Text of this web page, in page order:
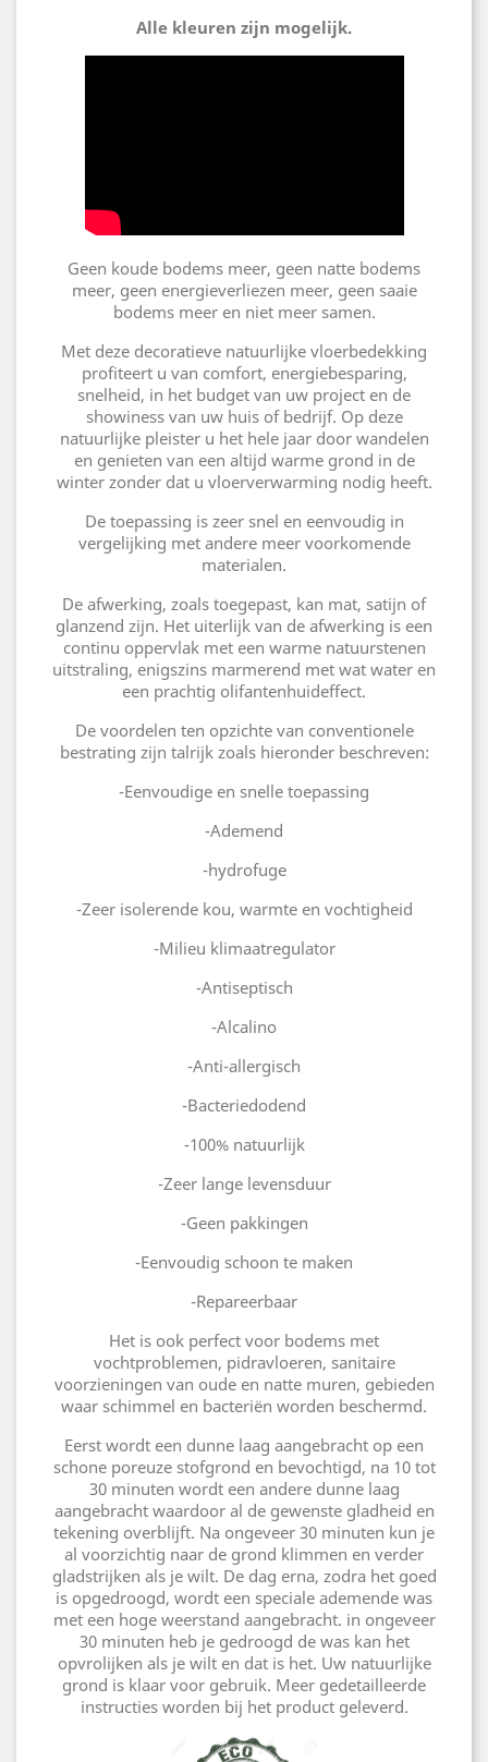
Alle kleuren zijn mogelijk.
Geen koude bodems meer, geen natte bodems
meer, geen energieverliezen meer, geen saaie
bodems meer en niet meer samen.
Met deze decoratieve natuurlijke vloerbedekking
profiteert u van comfort, energiebesparing,
snelheid, in het budget van uw project en de
showiness van uw huis of bedrijf. Op deze
natuurlijke pleister u het hele jaar door wandelen
en genieten van een altijd warme grond in de
winter zonder dat u vloerverwarming nodig heeft.
De toepassing is zeer snel en eenvoudig in
vergelijking met andere meer voorkomende
materialen.
De afwerking, zoals toegepast, kan mat, satijn of
glanzend zijn. Het uiterlijk van de afwerking is een
continu oppervlak met een warme natuurstenen
uitstraling, enigszins marmerend met wat water en
een prachtig olifantenhuideffect.
De voordelen ten opzichte van conventionele
bestrating zijn talrijk zoals hieronder beschreven:
-Eenvoudige en snelle toepassing
-Ademend
-hydrofuge
-Zeer isolerende kou, warmte en vochtigheid
-Milieu klimaatregulator
-Antiseptisch
-Alcalino
-Anti-allergisch
-Bacteriedodend
-100% natuurlijk
-Zeer lange levensduur
-Geen pakkingen
-Eenvoudig schoon te maken
-Repareerbaar
Het is ook perfect voor bodems met
vochtproblemen, pidravloeren, sanitaire
voorzieningen van oude en natte muren, gebieden
waar schimmel en bacteriën worden beschermd.
Eerst wordt een dunne laag aangebracht op een
schone poreuze stofgrond en bevochtigd, na 10 tot
30 minuten wordt een andere dunne laag
aangebracht waardoor al de gewenste gladheid en
tekening overblijft. Na ongeveer 30 minuten kun je
al voorzichtig naar de grond klimmen en verder
gladstrijken als je wilt. De dag erna, zodra het goed
is opgedroogd, wordt een speciale ademende was
met een hoge weerstand aangebracht. in ongeveer
30 minuten heb je gedroogd de was kan het
opvrolijken als je wilt en dat is het. Uw natuurlijke
grond is klaar voor gebruik. Meer gedetailleerde
instructies worden bij het product geleverd.